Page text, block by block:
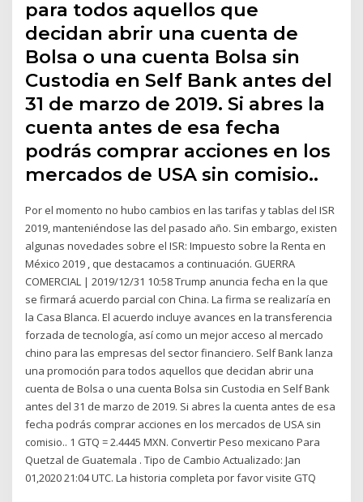
para todos aquellos que
decidan abrir una cuenta de
Bolsa o una cuenta Bolsa sin
Custodia en Self Bank antes del
31 de marzo de 2019. Si abres la
cuenta antes de esa fecha
podrás comprar acciones en los
mercados de USA sin comisio..
Por el momento no hubo cambios en las tarifas y tablas del ISR
2019, manteniéndose las del pasado año. Sin embargo, existen
algunas novedades sobre el ISR: Impuesto sobre la Renta en
México 2019 , que destacamos a continuación. GUERRA
COMERCIAL | 2019/12/31 10:58 Trump anuncia fecha en la que
se firmará acuerdo parcial con China. La firma se realizaría en
la Casa Blanca. El acuerdo incluye avances en la transferencia
forzada de tecnología, así como un mejor acceso al mercado
chino para las empresas del sector financiero. Self Bank lanza
una promoción para todos aquellos que decidan abrir una
cuenta de Bolsa o una cuenta Bolsa sin Custodia en Self Bank
antes del 31 de marzo de 2019. Si abres la cuenta antes de esa
fecha podrás comprar acciones en los mercados de USA sin
comisio.. 1 GTQ = 2.4445 MXN. Convertir Peso mexicano Para
Quetzal de Guatemala . Tipo de Cambio Actualizado: Jan
01,2020 21:04 UTC. La historia completa por favor visite GTQ